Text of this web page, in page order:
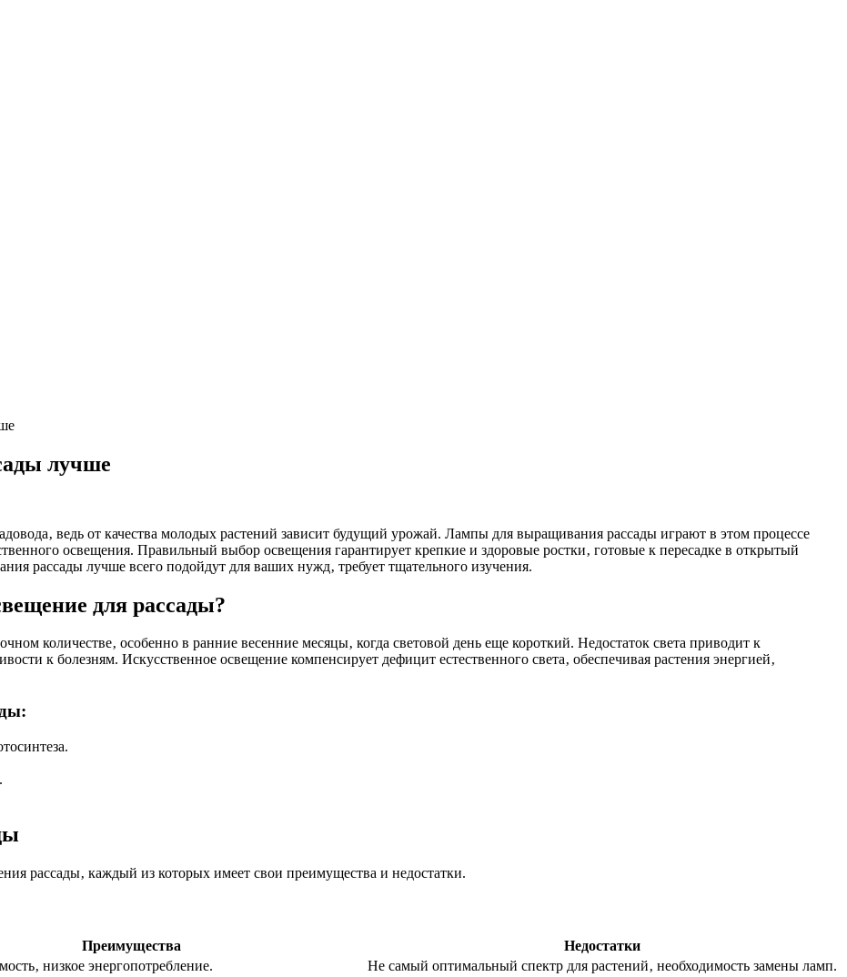
лучше
ведь от качества молодых растений зависит будущий урожай. Лампы для выращивания рассады играют в этом процессе
освещения. Правильный выбор освещения гарантирует крепкие и здоровые ростки‚ готовые к пересадке в открытый
рассады лучше всего подойдут для ваших нужд‚ требует тщательного изучения.
для рассады?
количестве‚ особенно в ранние весенние месяцы‚ когда световой день еще короткий. Недостаток света приводит к
к болезням. Искусственное освещение компенсирует дефицит естественного света‚ обеспечивая растения энергией‚
рассады‚ каждый из которых имеет свои преимущества и недостатки.
Преимущества
Недостатки
низкое энергопотребление.
Не самый оптимальный спектр для растений‚ необходимость замены ламп.